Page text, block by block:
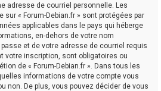
adresse de courriel personnelle. Les
« Forum-Debian.fr » sont protégées par
applicables dans le pays qui héberge
en-dehors de votre nom
et de votre adresse de courriel requis
votre inscription, sont obligatoires ou
de « Forum-Debian.fr ». Dans tous les
informations de votre compte vous
non. De plus, vous pouvez décider de vous